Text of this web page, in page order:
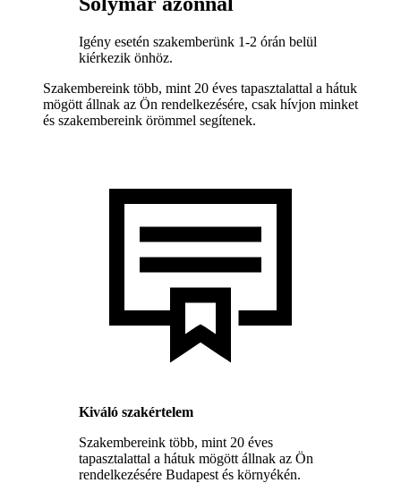
Igény esetén szakemberünk 1-2 órán belül
kiérkezik önhöz.
Szakembereink több, mint 20 éves tapasztalattal a hátuk
mögött állnak az Ön rendelkezésére, csak hívjon minket
és szakembereink örömmel segítenek.
Kiváló szakértelem
Szakembereink több, mint 20 éves
tapasztalattal a hátuk mögött állnak az Ön
rendelkezésére Budapest és környékén.